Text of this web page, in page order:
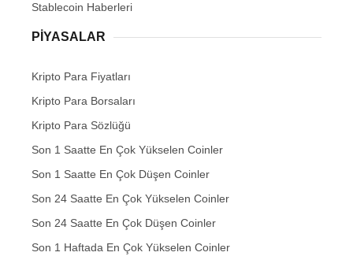
Stablecoin Haberleri
PIYASALAR
Kripto Para Fiyatları
Kripto Para Borsaları
Kripto Para Sözlüğü
Son 1 Saatte En Çok Yükselen Coinler
Son 1 Saatte En Çok Düşen Coinler
Son 24 Saatte En Çok Yükselen Coinler
Son 24 Saatte En Çok Düşen Coinler
Son 1 Haftada En Çok Yükselen Coinler